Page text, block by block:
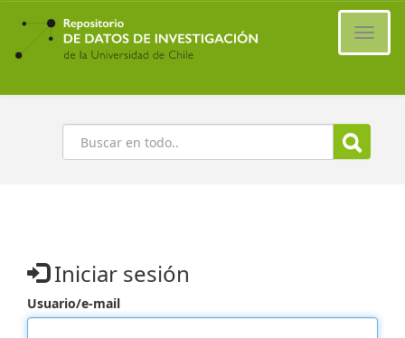
Ir
contenido
principal
Buscar
Iniciar sesión
Usuario/e-mail